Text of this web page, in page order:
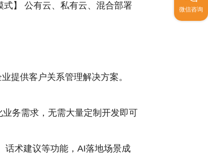
微信咨询
】 公有云、私有云、混合部署
提供客户关系管理解决方案。
务需求，无需大量定制开发即可
话术建议等功能，AI落地场景成